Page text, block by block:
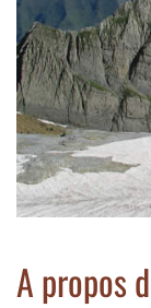
A propos